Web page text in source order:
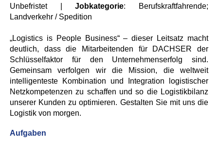
Unbefristet |Jobkategorie: Berufskraftfahrende;
Landverkehr / Spedition
„Logistics is People Business“ – dieser Leitsatz macht
deutlich, dass die Mitarbeitenden für DACHSER der
Schlüsselfaktor für den Unternehmenserfolg sind.
Gemeinsam verfolgen wir die Mission, die weltweit
intelligenteste Kombination und Integration logistischer
Netzkompetenzen zu schaffen und so die Logistikbilanz
unserer Kunden zu optimieren. Gestalten Sie mit uns die
Logistik von morgen.
Aufgaben